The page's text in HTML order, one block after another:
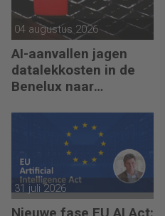
04 augustus 2026
AI-aanvallen jagen
datalekkosten in de
Benelux naar
31 juli 2026
Nieuwe fase EU AI Act: